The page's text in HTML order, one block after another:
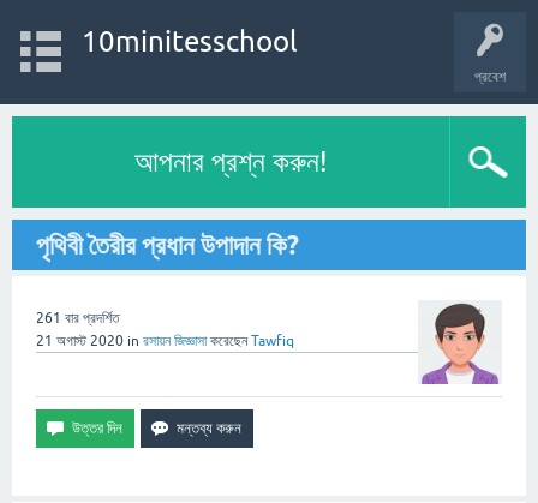
প্রবেশ
10minitesschool
আপনার প্রশ্ন করুন!
পৃথিবী তৈরীর প্রধান উপাদান কি?
261 বার প্রদর্শিত
21 অগাস্ট 2020 in রসায়ন জিজ্ঞাসা করেছেনTawfiq